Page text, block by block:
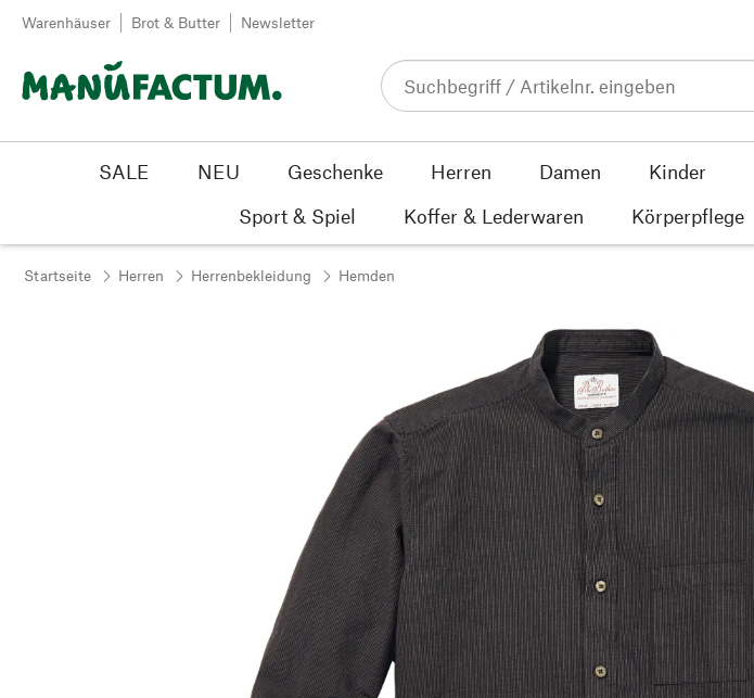
Zum Inhalt springen
Warenhäuser Brot & Butter Newsletter
SALE NEU Geschenke Herren Damen Kinder
Sport & Spiel
Koffer & Lederwaren Körperpflege
Startseite Herren Herrenbekleidung Hemden